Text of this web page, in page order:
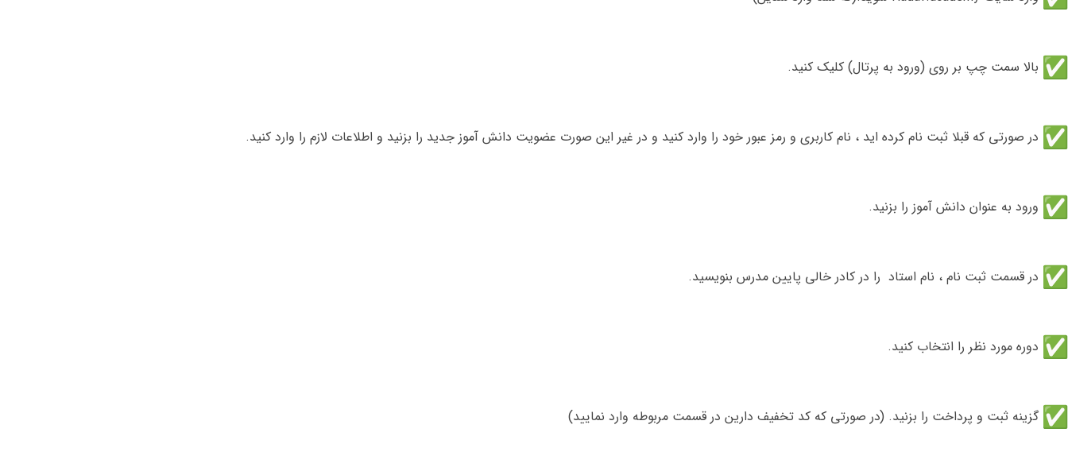
بالا سمت چپ بر روی (ورود به پرتال) کلیک کنید.
در صورتی که قبلا ثبت نام کرده اید ، نام کاربری و رمز عبور خود را وارد کنید و در غیر این صورت عضویت دانش آموز جدید را بزنید و اطلاعات لازم را وارد کنید.
ورود به عنوان دانش آموز را بزنید.
در قسمت ثبت نام ، نام استاد را در کادر خالی پایین مدرس بنویسید.
دوره مورد نظر را انتخاب کنید.
گزینه ثبت و پرداخت را بزنید. (در صورتی که کد تخفیف دارین در قسمت مربوطه وارد نمایید)